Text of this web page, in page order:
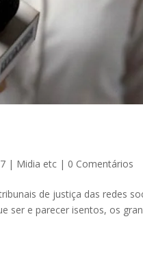
| Midia etc | 0 Comentários
de justiça das redes
ser e parecer isentos, os